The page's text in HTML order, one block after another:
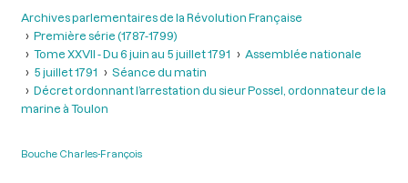
Archives parlementaires de la Révolution Française
Première série (1787-1799)
Tome XXVII - Du 6 juin au 5 juillet 1791
Assemblée nationale
5 juillet 1791
Séance du matin
Décret ordonnant l’arrestation du sieur Possel, ordonnateur de la
marine à Toulon
Bouche Charles-François